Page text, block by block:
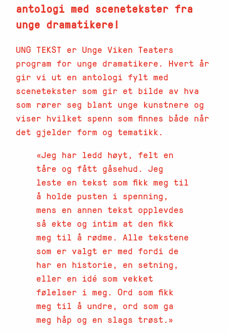
antologi med scenetekster fra
unge dramatikere!
UNG TEKST er Unge Viken Teaters
program for unge dramatikere. Hvert år
gir vi ut en antologi fylt med
scenetekster som gir et bilde av hva
som rører seg blant unge kunstnere og
viser hvilket spenn som finnes både når
det gjelder form og tematikk.
Jeg har ledd høyt, felt en
tåre og fått gåsehud. Jeg
leste en tekst som fikk meg til
å holde pusten i spenning,
mens en annen tekst opplevdes
så ekte og intim at den fikk
meg til å rødme. Alle tekstene
som er valgt er med fordi de
har en historie, en setning,
eller en idé som vekket
følelser i meg. Ord som fikk
meg til å undre, ord som ga
meg håp og en slags trøst.